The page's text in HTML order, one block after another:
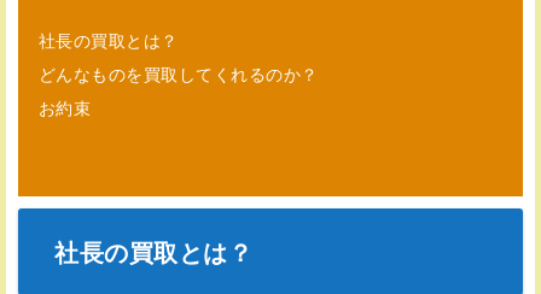
社長の買取とは？
どんなものを買取してくれるのか？
お約束
社長の買取とは？